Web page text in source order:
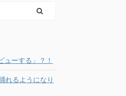
ューする」？！
れるようになり